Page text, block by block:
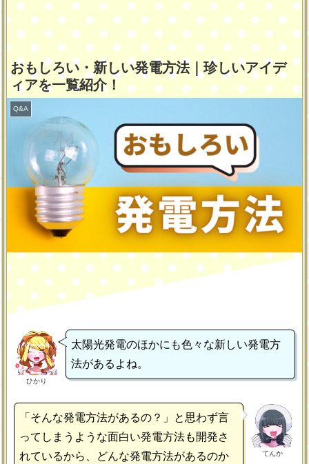
おもしろい・新しい発電方法｜珍しいアイデ
ィアを一覧紹介！
Q&A
ひかり
太陽光発電のほかにも色々な新しい発電方
法があるよね。
てんか
「そんな発電方法があるの？」と思わず言
ってしまうような面白い発電方法も開発さ
れているから、どんな発電方法があるのか